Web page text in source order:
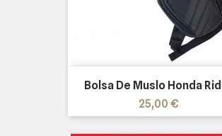
Bolsa De Muslo Honda
Precio
25,00 €